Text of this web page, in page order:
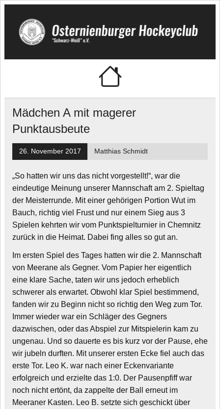
Skip
content
Osternienburger
Hockeyclub
Mädchen A mit magerer
Punktausbeute
26. November 2017 Matthias Schmidt
„So hatten wir uns das nicht vorgestellt!“, war die
eindeutige Meinung unserer Mannschaft am 2. Spieltag
der Meisterrunde. Mit einer gehörigen Portion Wut im
Bauch, richtig viel Frust und nur einem Sieg aus 3
Spielen kehrten wir vom Punktspielturnier in Chemnitz
zurück in die Heimat. Dabei fing alles so gut an.
Im ersten Spiel des Tages hatten wir die 2. Mannschaft
von Meerane als Gegner. Vom Papier her eigentlich
eine klare Sache, taten wir uns jedoch erheblich
schwerer als erwartet. Obwohl klar Spiel bestimmend,
fanden wir zu Beginn nicht so richtig den Weg zum Tor.
Immer wieder war ein Schläger des Gegners
dazwischen, oder das Abspiel zur Mitspielerin kam zu
ungenau. Und so dauerte es bis kurz vor der Pause, ehe
wir jubeln durften. Mit unserer ersten Ecke fiel auch das
erste Tor. Leo K. war nach einer Eckenvariante
erfolgreich und erzielte das 1:0. Der Pausenpfiff war
noch nicht ertönt, da zappelte der Ball erneut im
Meeraner Kasten. Leo B. setzte sich geschickt über